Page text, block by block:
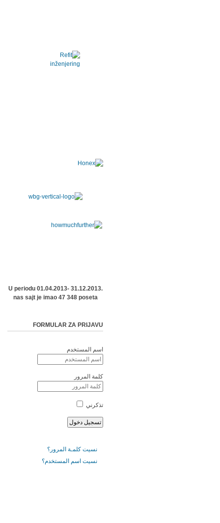
U periodu 01.04.2013- 31.12.2013.
nas sajt je imao 47 348 poseta
FORMULAR ZA PRIJAVU
اسم المستخدم
كلمة المرور
تذكرني
نسيت كلمـة المرور؟
نسيت اسم المستخدم؟